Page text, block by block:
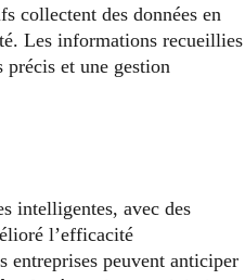
collectent des données en
Les informations recueillies
précis et une gestion
intelligentes, avec des
l’efficacité
entreprises peuvent anticiper